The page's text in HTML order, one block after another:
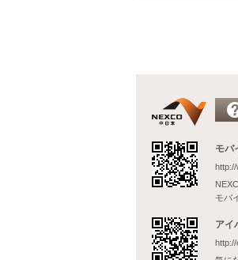
モバ
モバ
アイ
http://